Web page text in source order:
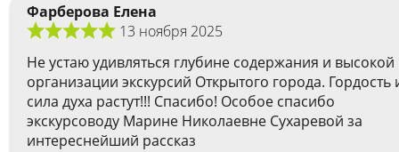
Фарберова Елена
13 ноября 2025
Не устаю удивляться глубине содержания и высокой
организации экскурсий Открытого города. Гордость
сила духа растут!!! Спасибо! Особое спасибо
экскурсоводу Марине Николаевне Сухаревой за
интереснейший рассказ